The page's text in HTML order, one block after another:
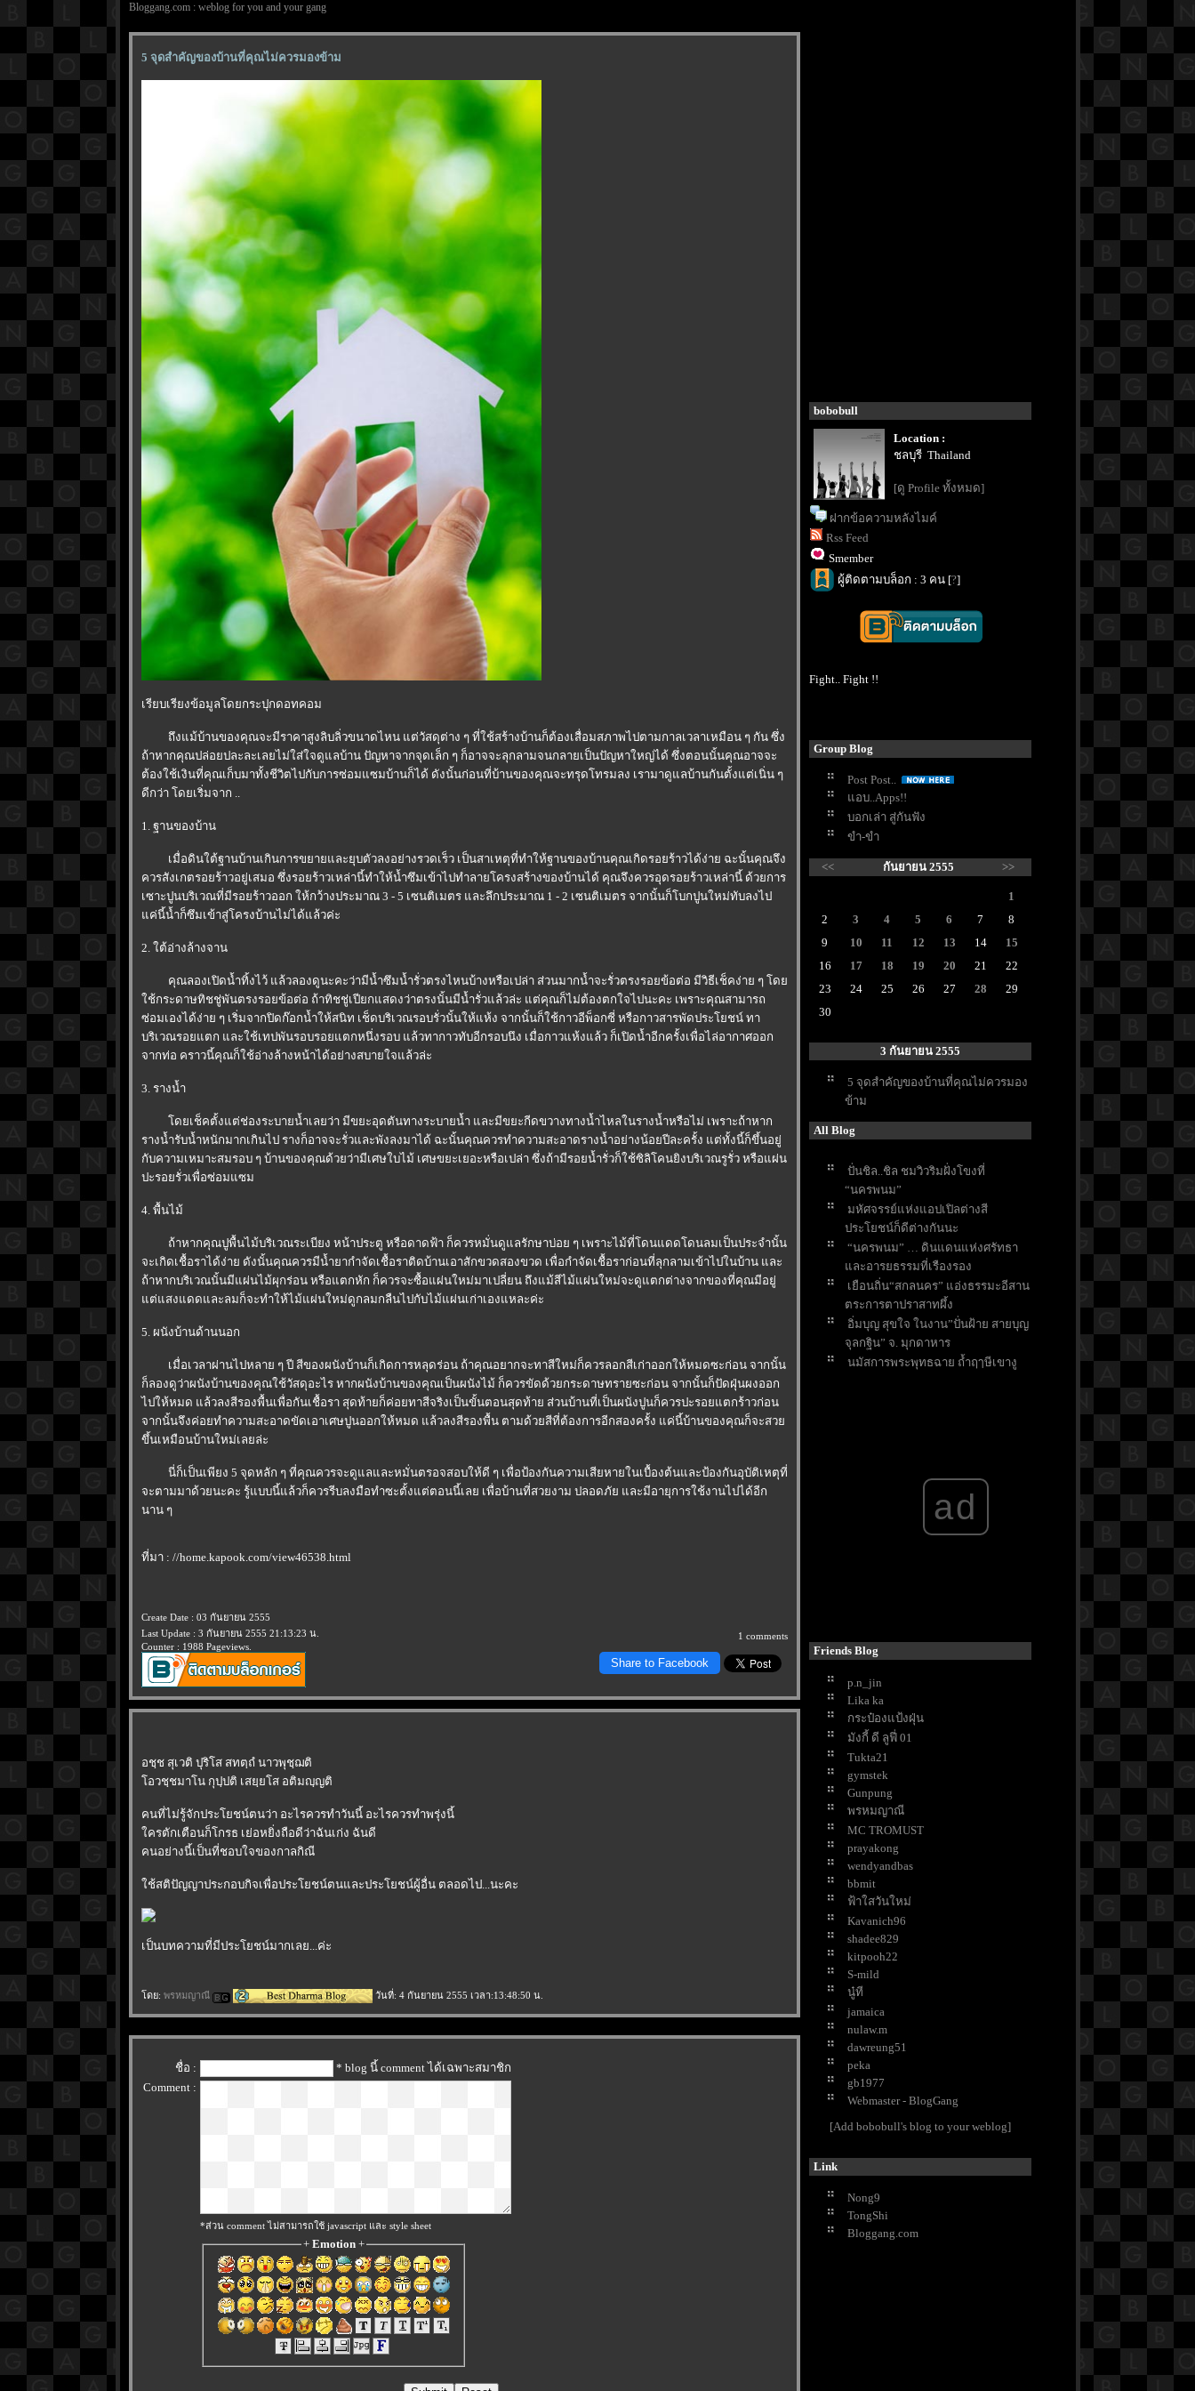
Bloggang.com : weblog for you and your gang
5 จุดสำคัญของบ้านที่คุณไม่ควรมองข้าม
เรียบเรียงข้อมูลโดยกระปุกดอทคอม
ถึงแม้บ้านของคุณจะมีราคาสูงลิบลิ่วขนาดไหน แต่วัสดุต่าง ๆ ที่ใช้สร้างบ้านก็ต้องเสื่อมสภาพไปตามกาลเวลาเหมือน ๆ กัน ซึ่ง
ถ้าหากคุณปล่อยปละละเลยไม่ใส่ใจดูแลบ้าน ปัญหาจากจุดเล็ก ๆ ก็อาจจะลุกลามจนกลายเป็นปัญหาใหญ่ได้ ซึ่งตอนนั้นคุณอาจจะ
ต้องใช้เงินที่คุณเก็บมาทั้งชีวิตไปกับการซ่อมแซมบ้านก็ได้ ดังนั้นก่อนที่บ้านของคุณจะทรุดโทรมลง เรามาดูแลบ้านกันตั้งแต่เนิ่น ๆ
ดีกว่า โดยเริ่มจาก ..
1. ฐานของบ้าน
เมื่อดินใต้ฐานบ้านเกินการขยายและยุบตัวลงอย่างรวดเร็ว เป็นสาเหตุที่ทำให้ฐานของบ้านคุณเกิดรอยร้าวได้ง่าย ฉะนั้นคุณจึง
ควรสังเกตรอยร้าวอยู่เสมอ ซึ่งรอยร้าวเหล่านี้ทำให้น้ำซึมเข้าไปทำลายโครงสร้างของบ้านได้ คุณจึงควรอุดรอยร้าวเหล่านี้ ด้วยการ
เซาะปูนบริเวณที่มีรอยร้าวออก ให้กว้างประมาณ 3 - 5 เซนติเมตร และลึกประมาณ 1 - 2 เซนติเมตร จากนั้นก็โบกปูนใหม่ทับลงไป
ค่นี้น้ำก็ซึมเข้าสู่โครงบ้านไม่ได้แล้วค่ะ
2. ใต้อ่างล้างจาน
คุณลองเปิดน้ำทิ้งไว้ แล้วลองดูนะคะว่ามีน้ำซึมน้ำรั่วตรงไหนบ้างหรือเปล่า ส่วนมากน้ำจะรั่วตรงรอยข้อต่อ มีวิธีเช็คง่าย ๆ โด
ช้กระดาษทิชชู่พันตรงรอยข้อต่อ ถ้าทิชชู่เปียกแสดงว่าตรงนั้นมีน้ำรั่วแล้วล่ะ แต่คุณก็ไม่ต้องตกใจไปนะคะ เพราะคุณสามารถ
ซ่อมเองได้ง่าย ๆ เริ่มจากปิดก๊อกน้ำให้สนิท เช็ดบริเวณรอบรั่วนั้นให้แห้ง จากนั้นก็ใช้กาวอีพ็อกซี่ หรือกาวสารพัดประโยชน์ ทา
บริเวณรอยแตก และใช้เทปพันรอบรอยแตกหนึ่งรอบ แล้วทากาวทับอีกรอบนึง เมื่อกาวแห้งแล้ว ก็เปิดน้ำอีกครั้งเพื่อไล่อากาศออก
จากท่อ คราวนี้คุณก็ใช้อ่างล้างหน้าได้อย่างสบายใจแล้วล่ะ
3. รางน้ำ
ดยเช็คตั้งแต่ช่องระบายน้ำเลยว่า มีขยะอุดตันทางระบายน้ำ และมีขยะกีดขวางทางน้ำไหลในรางน้ำหรือไม่ เพราะถ้าหาก
รางน้ำรับน้ำหนักมากเกินไป รางก็อาจจะรั่วและพังลงมาได้ ฉะนั้นคุณควรทำความสะอาดรางน้ำอย่างน้อยปีละครั้ง แต่ทั้งนี้ก็ขึ้นอยู่
กับความเหมาะสมรอบ ๆ บ้านของคุณด้วยว่ามีเศษใบไม้ เศษขยะเยอะหรือเปล่า ซึ่งถ้ามีรอยน้ำรั่วก็ใช้ซิลิโคนยิงบริเวณรูรั่ว หรือแผ่น
ปะรอยรั่วเพื่อซ่อมแซม
4. พื้นไม้
ถ้าหากคุณปูพื้นไม้บริเวณระเบียง หน้าประตู หรือดาดฟ้า ก็ควรหมั่นดูแลรักษาบ่อย ๆ เพราะไม้ที่โดนแดดโดนลมเป็นประจำนั้น
จะเกิดเชื้อราได้ง่าย ดังนั้นคุณควรมีน้ำยากำจัดเชื้อราติดบ้านเอาสักขวดสองขวด เพื่อกำจัดเชื้อราก่อนที่ลุกลามเข้าไปในบ้าน และ
ถ้าหากบริเวณนั้นมีแผ่นไม้ผุกร่อน หรือแตกหัก ก็ควรจะซื้อแผ่นใหม่มาเปลี่ยน ถึงแม้สีไม้แผ่นใหม่จะดูแตกต่างจากของที่คุณมีอยู่
ต่แสงแดดและลมก็จะทำให้ไม้แผ่นใหม่ดูกลมกลืนไปกับไม้แผ่นเก่าเองแหละค่ะ
5. ผนังบ้านด้านนอก
เมื่อเวลาผ่านไปหลาย ๆ ปี สีของผนังบ้านก็เกิดการหลุดร่อน ถ้าคุณอยากจะทาสีใหม่ก็ควรลอกสีเก่าออกให้หมดซะก่อน จากนั้น
ก็ลองดูว่าผนังบ้านของคุณใช้วัสดุอะไร หากผนังบ้านของคุณเป็นผนังไม้ ก็ควรขัดด้วยกระดาษทรายซะก่อน จากนั้นก็ปัดฝุ่นผงออก
ไปให้หมด แล้วลงสีรองพื้นเพื่อกันเชื้อรา สุดท้ายก็ค่อยทาสีจริงเป็นขั้นตอนสุดท้าย ส่วนบ้านที่เป็นผนังปูนก็ควรปะรอยแตกร้าวก่อน
จากนั้นจึงค่อยทำความสะอาดขัดเอาเศษปูนออกให้หมด แล้วลงสีรองพื้น ตามด้วยสีที่ต้องการอีกสองครั้ง แค่นี้บ้านของคุณก็จะสว
ขึ้นเหมือนบ้านใหม่เลยล่ะ
นี่ก็เป็นเพียง 5 จุดหลัก ๆ ที่คุณควรจะดูแลและหมั่นตรอจสอบให้ดี ๆ เพื่อป้องกันความเสียหายในเบื้องต้นและป้องกันอุบัติเหตุที่
จะตามมาด้วยนะคะ รู้แบบนี้แล้วก็ควรรีบลงมือทำซะตั้งแต่ตอนนี้เลย เพื่อบ้านที่สวยงาม ปลอดภัย และมีอายุการใช้งานไปได้อีก
นาน ๆ
ที่มา : //home.kapook.com/view46538.html
Create Date : 03 กันยายน 2555
Last Update : 3 กันยายน 2555 21:13:23 น.
Counter : 1988 Pageviews.
1 comments
Share to Facebook
อชฺช สุเวติ ปุริโส สทตฺถํ นาวพุชฺฌติ
อวชฺชมาโน กุปฺปติ เสยฺยโส อติมญฺญติ
คนที่ไม่รู้จักประโยชน์ตนว่า อะไรควรทำวันนี้ อะไรควรทำพรุ่งนี้
ครตักเตือนก็โกรธ เย่อหยิ่งถือดีว่าฉันเก่ง ฉันดี
คนอย่างนี้เป็นที่ชอบใจของกาลกิณี
ช้สติปัญญาประกอบกิจเพื่อประโยชน์ตนและประโยชน์ผู้อื่น ตลอดไป...นะคะ
เป็นบทความที่มีประโยชน์มากเลย...ค่ะ
ดย: พรหมญาณี วันที่: 4 กันยายน 2555 เวลา:13:48:50 น.
ชื่อ :
* blog นี้ comment ได้เฉพาะสมาชิก
Comment :
*ส่วน comment ไม่สามารถใช้ javascript และ style sheet
+ Emotion+
bobobull
Location :
ชลบุรี Thailand
[ดู Profile ทั้งหมด]
ฝากข้อความหลังไมค์
Rss Feed
Smember
ผู้ติดตามบล็อก : 3 คน [?]
Fight.. Fight !!
Group Blog
Post Post..
อบ..Apps!!
บอกเล่า สู่กันฟัง
ขำ-ขำ
<< กันยายน 2555 >>
1
2
3 4 5 6 7
8
9
10 11 12 13 14
15
16
17 18 19 20 21
22
23
24 25 26 27 28
29
30
3 กันยายน 2555
5 จุดสำคัญของบ้านที่คุณไม่ควรมอง
ข้าม
All Blog
ปั่นชิล..ชิล ชมวิวริมฝั่งโขงที่
“นครพนม”
มหัศจรรย์แห่งแอปเปิลต่างสี
ประโยชน์ก็ดีต่างกันนะ
“นครพนม” … ดินแดนแห่งศรัทธา
ละอารยธรรมที่เรืองรอง
เยือนถิ่น“สกลนคร” แอ่งธรรมะอีสาน
ตระการตาปราสาทผึ้ง
อิ่มบุญ สุขใจ ในงาน”ปั่นฝ้าย สายบุญ
จุลกฐิน” จ. มุกดาหาร
นมัสการพระพุทธฉาย ถ้ำฤๅษีเขางู
พระอาทิตย์ มะตะบะ-ก๋วยเตี๋ยวเนื้อ-เบ
เที่ยวตลาดบ้านใหม่ เพลินช้อป เพลิน
น่าน
ประวัติศาสตร์ยาวนาน
ขมิ้นชัน กับสรรพคุณด้านงานบ้านที่
คุณอาจไม่เคยรู้ !
ต้นกุหลาบ สัญลักษณ์แห่งความรัก
ปลูกไว้ประดับสวน
มาทำความรู้จักกับหลอดไฟและการ
ช้งานกันดีกว่า
คำบอกรัก 25 ภาษา สื่อความในใจใน
7 ไอเดียเก็บเครื่องปรุง แบบประหยัด
พื้นที่
10 ขนมหวานยอดนิยม สำหรับคู่รัก
นวันวาเลนไทน์
10 เรื่องที่บริษัทนายหน้าแนะให้ทำ
ก่อนประกาศขายบ้าน
7 เคล็ดลับรักษาพรมให้สวย สะอาด
น่าใช้
เย้ายวนกวนอารมณ์หนุ่มด้วยกลิ่น
หอม
วิธีเลือกแก้วไวน์ ให้ได้คุณภาพ
กำจัดคราบสนิมเกาะแน่นอย่างง่าย ๆ
ด้วย มันฝรั่ง
DIY ย้อมสีดอกกุหลาบ ต้อนรับ
วาเลนไทน์
เกร็ดน่ารู้ ว่าด้วยเรื่องของ..บ่อปลา
คาร์พ
ณ ดอยอ่างขาง ดอกนางพญาเสือ
ad
Friends Blog
p.n_jin
Lika ka
กระป๋องแป้งฝุ่น
มังกี้ ดี ลูฟี่ 01
Tukta21
gymstek
Gunpung
พรหมญาณี
MC TROMUST
prayakong
wendyandbas
bbmit
ฟ้าใสวันใหม่
Kavanich96
shadee829
kitpooh22
S-mild
นู๋ที
jamaica
nulaw.m
dawreung51
peka
gb1977
Webmaster - BlogGang
[Add bobobull's blog to your weblog]
Link
Nong9
TongShi
Bloggang.com